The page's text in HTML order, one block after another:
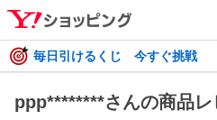
毎日引けるくじ 今すぐ挑戦
ppp********さんの商品レ